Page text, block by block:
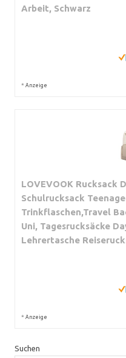
Arbeit, Schwarz
* Anzeige
LOVEVOOK Rucksack
Schulrucksack
Trinkflaschen,Travel
Uni, Tagesrucksäcke
Lehrertasche
* Anzeige
Suchen